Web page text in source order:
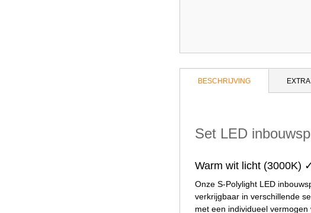
BESCHRIJVING
Set LED
Warm wit licht (3000K)
Onze S-Polylight LED
verkrijgbaar in verschillende
met een individueel